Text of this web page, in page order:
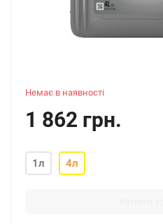
Немає в наявності
1 862 грн.
1л 4л